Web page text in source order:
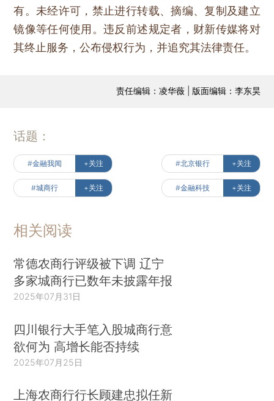
有。未经许可，禁止进行转载、摘编、复制及建立
镜像等任何使用。违反前述规定者，财新传媒将对
其终止服务，公布侵权行为，并追究其法律责任。
责任编辑：凌华薇 | 版面编辑：李东昊
话题：
#金融我闻 +关注 #北京银行 +关注
#城商行 +关注 #金融科技 +关注
相关阅读
常德农商行评级被下调 辽宁
多家城商行已数年未披露年报
2025年07月31日
四川银行大手笔入股城商行意
欲何为 高增长能否持续
2025年07月25日
上海农商行行长顾建忠拟任新